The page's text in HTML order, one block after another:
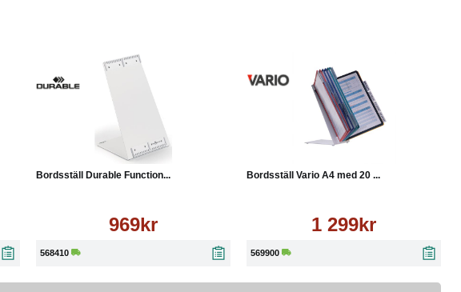
Bordsställ Durable Function...
969kr
568410
Läs mer
Bordsställ Vario A4 med 20 ...
1 299kr
569900